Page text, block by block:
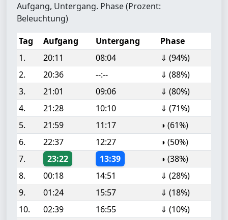
Aufgang, Untergang. Phase (Prozent:
Beleuchtung)
Tag
Aufgang Untergang
Phase
1.
20:11 08:04
⇓ (94%)
2.
20:36 --:--
⇓ (88%)
3.
21:01 09:06
⇓ (80%)
4.
21:28 10:10
⇓ (71%)
5.
21:59 11:17
◑ (61%)
6.
22:37 12:27
◑ (50%)
7.
23:22 13:39
◑ (38%)
8.
00:18 14:51
⇓ (28%)
9.
01:24 15:57
⇓ (18%)
10.
02:39 16:55
⇓ (10%)